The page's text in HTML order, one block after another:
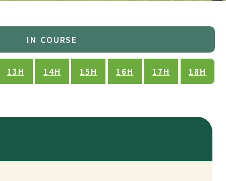
IN COURSE
13H 14H 15H 16H 17H 18H